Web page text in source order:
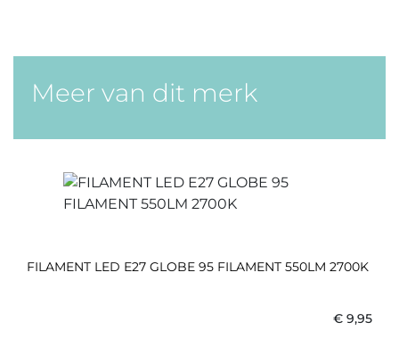
Meer van dit merk
FILAMENT LED E27 GLOBE 95 FILAMENT 550LM 2700K
€ 9,95